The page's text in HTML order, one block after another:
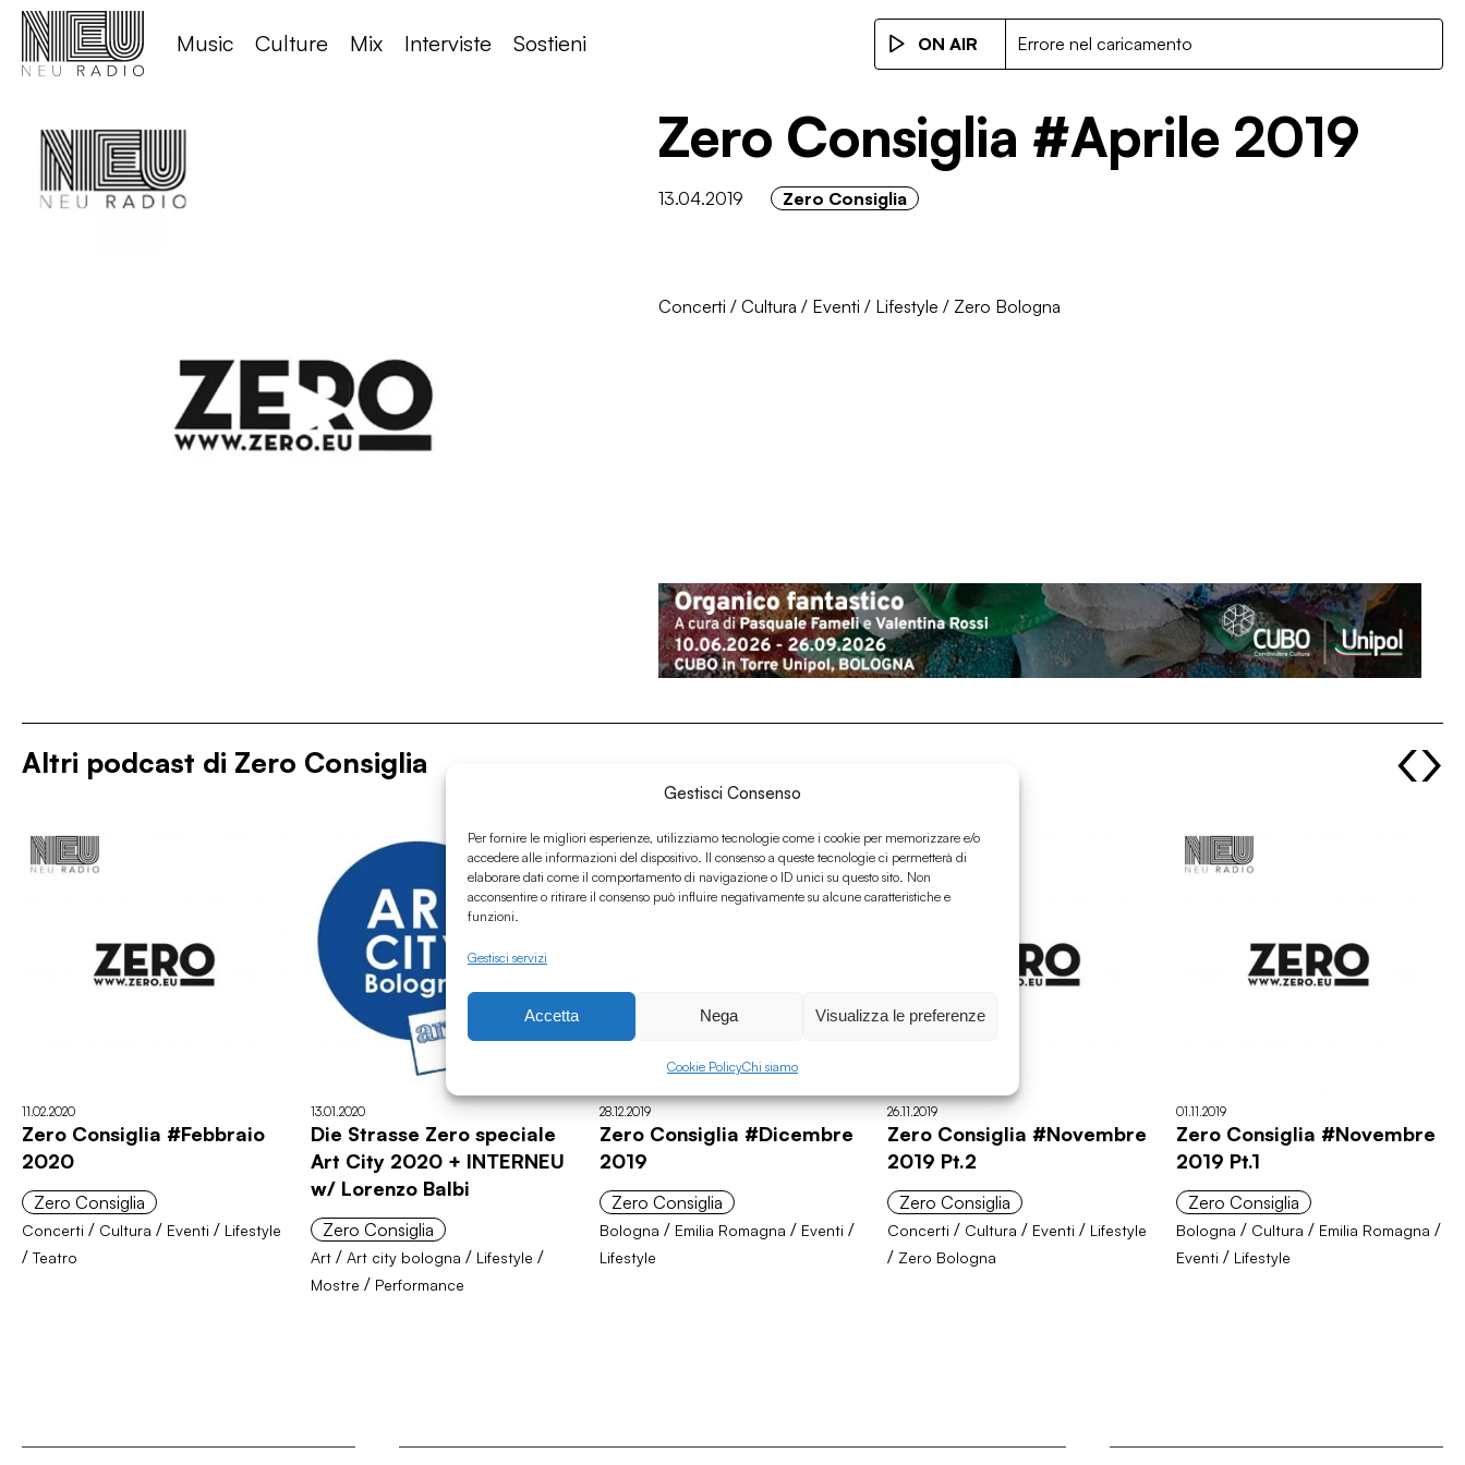
Gestisci Consenso
Per fornire le migliori esperienze, utilizziamo tecnologie come i cookie per memorizzare e/o
accedere alle informazioni del dispositivo. Il consenso a queste tecnologie ci permetterà di
elaborare dati come il comportamento di navigazione o ID unici su questo sito. Non
acconsentire o ritirare il consenso può influire negativamente su alcune caratteristiche e
funzioni.
Gestisci servizi
Accetta Nega Visualizza le preferenze
Cookie PolicyChi siamo
Music Culture Mix Interviste Sostieni ON AIR Errore nel caricamento
Zero Consiglia #Aprile 2019
13.04.2019 Zero Consiglia
Concerti / Cultura / Eventi / Lifestyle / Zero Bologna
Altri podcast di Zero Consiglia
11.02.2020
Zero Consiglia #Febbraio
2020
Zero Consiglia
Concerti / Cultura / Eventi / Lifestyle
/ Teatro
13.01.2020
Die Strasse Zero speciale
Art City 2020 + INTERNEU
w/ Lorenzo Balbi
Zero Consiglia
Art/ Art city bologna / Lifestyle /
Mostre / Performance
28.12.2019
Zero Consiglia #Dicembre
2019
Zero Consiglia
Bologna / Emilia Romagna / Eventi /
Lifestyle
26.11.2019
Zero Consiglia #Novembre
2019 Pt.2
Zero Consiglia
Concerti / Cultura / Eventi / Lifestyle
/ Zero Bologna
01.11.2019
Zero Consiglia #Novembre
2019 Pt.1
Zero Consiglia
Bologna / Cultura / Emilia Romagna /
Eventi / Lifestyle
‹›